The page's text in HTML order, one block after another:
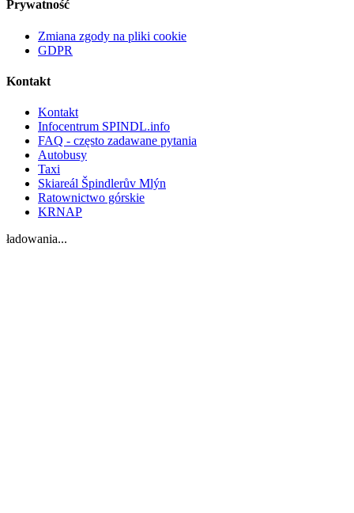
Prywatność
Zmiana zgody na pliki cookie
GDPR
Kontakt
Kontakt
Infocentrum SPINDL.info
FAQ - często zadawane pytania
Autobusy
Taxi
Skiareál Špindlerův Mlýn
Ratownictwo górskie
KRNAP
ładowania...